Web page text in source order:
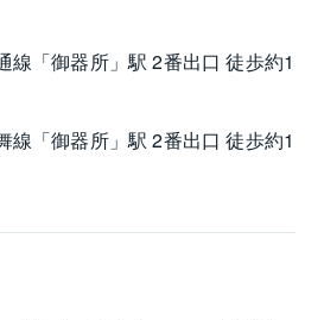
線「御器所」駅 2番出口 徒歩約1
線「御器所」駅 2番出口 徒歩約1